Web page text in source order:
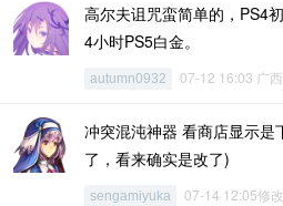
高尔夫诅咒蛮简单的，PS4
4小时PS5白金。
autumn0932 07-12 16:03 广西
冲突混沌神器 看商店显示
了，看来确实是改了)
sengamiyuka 07-14 12:05修